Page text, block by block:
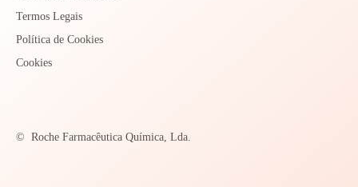
Termos Legais
Política de Cookies
Cookies
© Roche Farmacêutica Química, Lda.